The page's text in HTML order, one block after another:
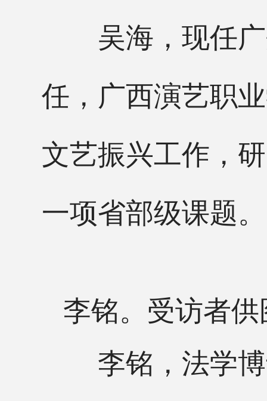
吴海，现任
任，广西演艺职
文艺振兴工作，
一项省部级课题。
李铭。受访者
李铭，法学博